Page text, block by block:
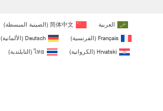
العربية 简体中文
(الصينية المبسطة)
Français
(الفرنسية)
Deutsch
(الألمانية)
Hrvatski
(الكرواتية)
ไทย
(التايلندية)